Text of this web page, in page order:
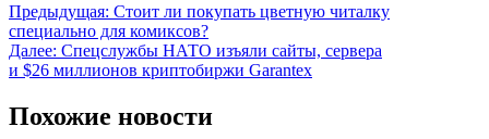
Предыдущая: Стоит ли покупать цветную читалку
специально для комиксов?
Далее: Спецслужбы НАТО изъяли сайты, сервера
и $26 миллионов криптобиржи Garantex
Похожие новости